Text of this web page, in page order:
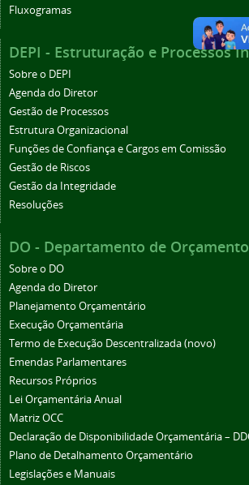
Fluxogramas
DEPI - Estruturação e Processos
Sobre o DEPI
Agenda do Diretor
Gestão de Processos
Estrutura Organizacional
Funções de Confiança e Cargos em Comissão
Gestão de Riscos
Gestão da Integridade
Resoluções
DO - Departamento de Orçamento
Sobre o DO
Agenda do Diretor
Planejamento Orçamentário
Execução Orçamentária
Termo de Execução Descentralizada (novo)
Emendas Parlamentares
Recursos Próprios
Lei Orçamentária Anual
Matriz OCC
Declaração de Disponibilidade Orçamentária –
Plano de Detalhamento Orçamentário
Legislações e Manuais